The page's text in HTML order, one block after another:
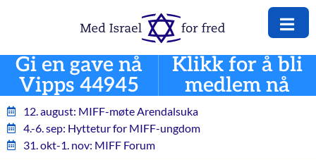
Gi en gave nå
Vipps 44945
Klikk for å bli
medlem nå
12. august: MIFF-møte Arendalsuka
4.-6. sep: Hyttetur for MIFF-ungdom
31. okt-1. nov: MIFF Forum